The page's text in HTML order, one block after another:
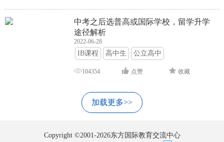
中考之后选普高或国际学校，留学升学
途径解析
2022-06-28
IB课程 高中生 公立高中
104354 点赞 收藏
加载更多>>
Copyright ©2001-2026东方国际教育交流中心